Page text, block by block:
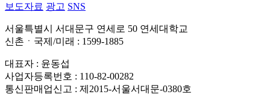
보도자료 광고 SNS
서울특별시 서대문구 연세로 50 연세대학교
신촌ㆍ국제/미래 : 1599-1885
대표자 : 윤동섭
사업자등록번호 : 110-82-00282
통신판매업신고 : 제2015-서울서대문-0380호